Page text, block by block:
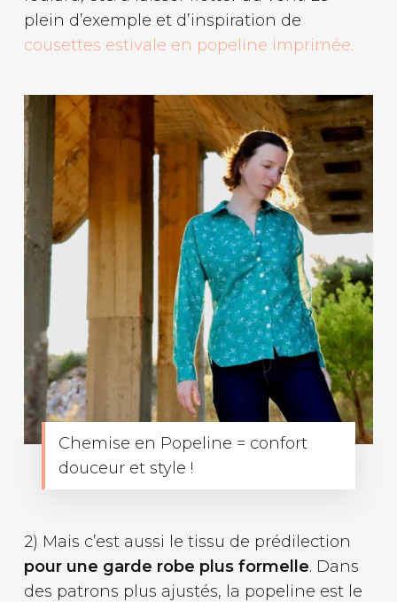
plein d’exemple et d’inspiration de
cousettes estivale en popeline imprimée.
Chemise en Popeline = confort
douceur et style !
2) Mais c’est aussi le tissu de prédilection
pour une garde robe plus formelle. Dans
des patrons plus ajustés, la popeline est le